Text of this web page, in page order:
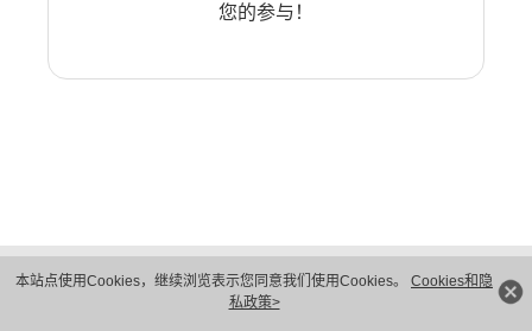
本站点使用Cookies，继续浏览表示您同意我们使用Cookies。 Cookies和隐
私政策>
您的参与！
隐私保护
法律声明